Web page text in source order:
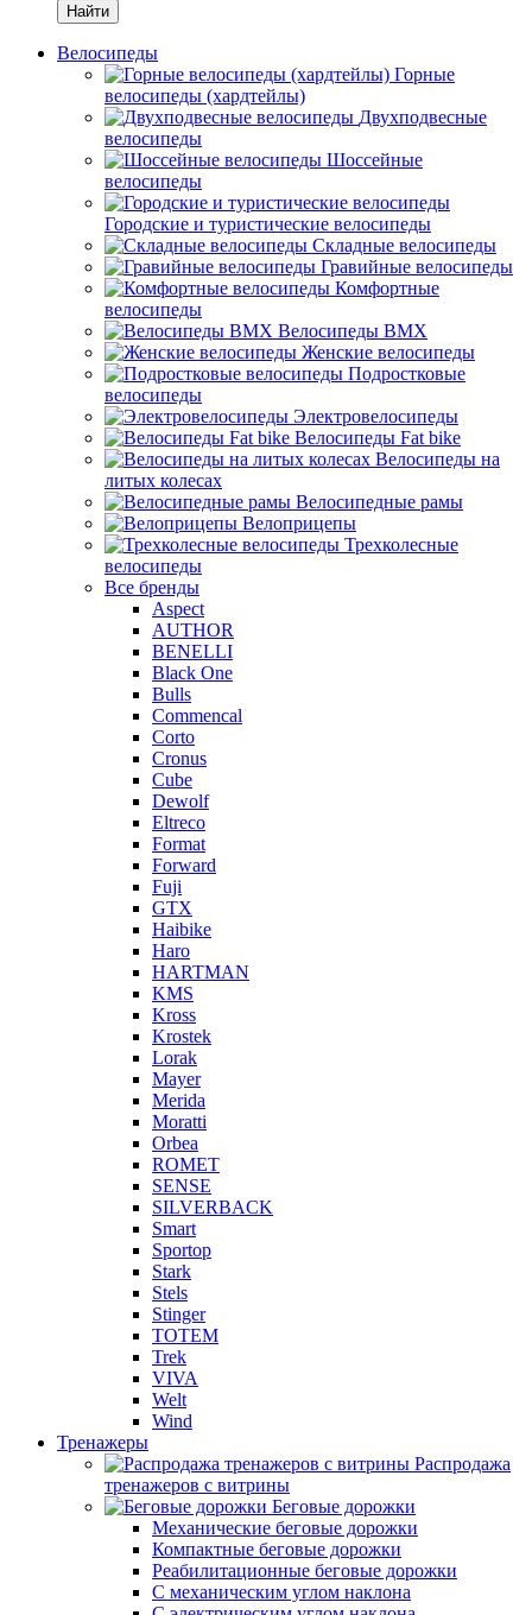
Найти
Велосипеды
Горные
велосипеды (хардтейлы)
Двухподвесные
велосипеды
Шоссейные
велосипеды
Городские и туристические велосипеды
Складные велосипеды
Гравийные велосипеды
Комфортные
велосипеды
Велосипеды BMX
Женские велосипеды
Подростковые
велосипеды
Электровелосипеды
Велосипеды Fat bike
Велосипеды на
литых колесах
Велосипедные рамы
Велоприцепы
Трехколесные
велосипеды
Все бренды
Aspect
AUTHOR
BENELLI
Black One
Bulls
Commencal
Corto
Cronus
Cube
Dewolf
Eltreco
Format
Forward
Fuji
GTX
Haibike
Haro
HARTMAN
KMS
Kross
Krostek
Lorak
Mayer
Merida
Moratti
Orbea
ROMET
SENSE
SILVERBACK
Smart
Sportop
Stark
Stels
Stinger
TOTEM
Trek
VIVA
Welt
Wind
Тренажеры
Распродажа
тренажеров с витрины
Беговые дорожки
Механические беговые дорожки
Компактные беговые дорожки
Реабилитационные беговые дорожки
С механическим углом наклона